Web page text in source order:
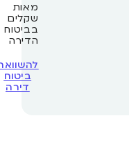
מאות
שקלים
בביטוח
הדירה
להשוואת
ביטוח
דירה